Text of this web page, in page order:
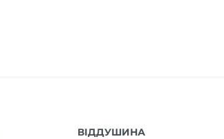
ВІДДУШИНА